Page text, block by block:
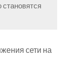
становятся
сети на